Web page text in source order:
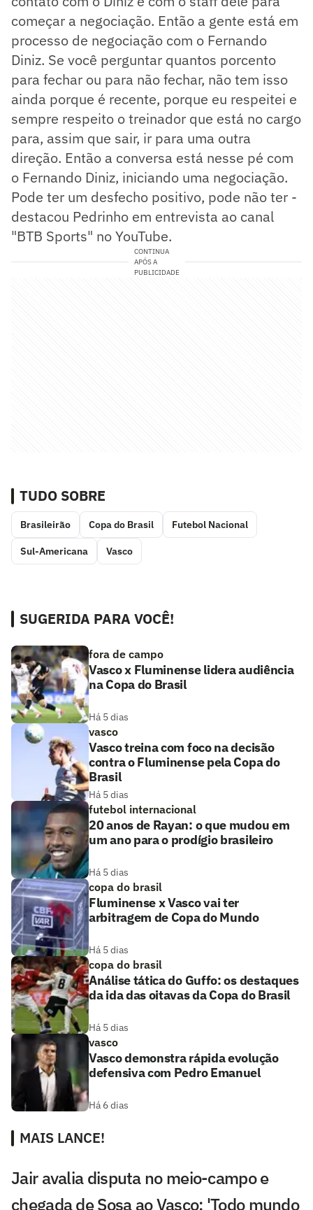
começar a negociação. Então a gente está em
processo de negociação com o Fernando
Diniz. Se você perguntar quantos porcento
para fechar ou para não fechar, não tem isso
ainda porque é recente, porque eu respeitei e
sempre respeito o treinador que está no cargo
para, assim que sair, ir para uma outra
direção. Então a conversa está nesse pé com
o Fernando Diniz, iniciando uma negociação.
Pode ter um desfecho positivo, pode não ter -
destacou Pedrinho em entrevista ao canal
"BTB Sports" no YouTube.
CONTINUA
APÓS A
PUBLICIDADE
TUDO SOBRE
Brasileirão Copa do Brasil Futebol Nacional
Sul-Americana Vasco
SUGERIDA PARA VOCÊ!
fora de campo
Vasco x Fluminense lidera audiência
na Copa do Brasil
Há 5 dias
vasco
Vasco treina com foco na decisão
contra o Fluminense pela Copa do
Brasil
Há 5 dias
futebol internacional
20 anos de Rayan: o que mudou em
um ano para o prodígio brasileiro
Há 5 dias
copa do brasil
Fluminense x Vasco vai ter
arbitragem de Copa do Mundo
Há 5 dias
copa do brasil
Análise tática do Guffo: os destaques
da ida das oitavas da Copa do Brasil
Há 5 dias
vasco
Vasco demonstra rápida evolução
defensiva com Pedro Emanuel
Há 6 dias
MAIS LANCE!
Jair avalia disputa no meio-campo e
chegada de Sosa ao Vasco: 'Todo mundo